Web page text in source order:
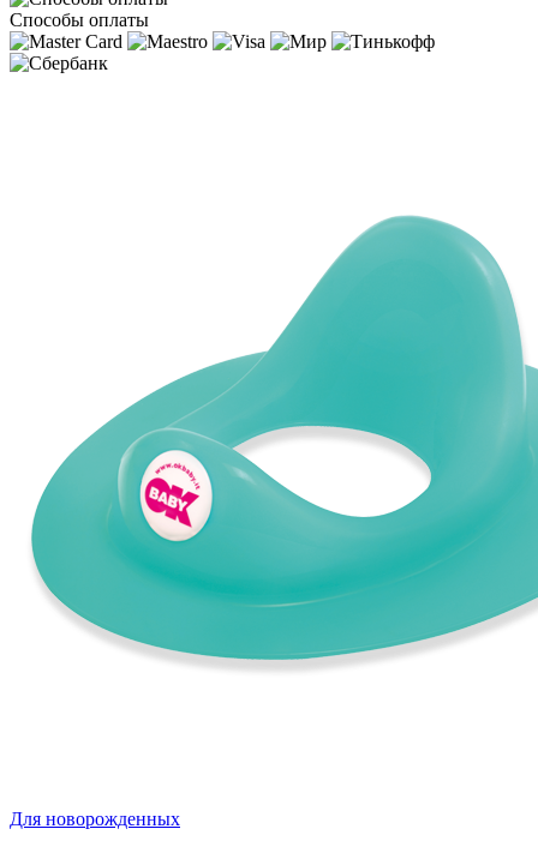
Способы оплаты
Для новорожденных